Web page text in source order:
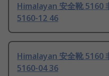
Himalayan 安全靴 5160
5160-12 46
Himalayan 安全靴 5160
5160-04 36